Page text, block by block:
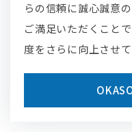
らの信頼に誠⼼誠意
ご満⾜いただくこと
度をさらに向上させて